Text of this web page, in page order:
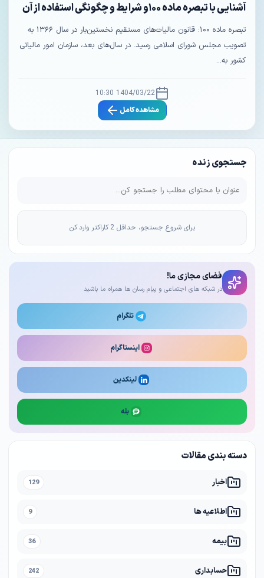
جستجوی زنده
برای شروع جستجو، حداقل 2 کاراکتر وارد کن
فضای مجازی ما!
در شبکه های اجتماعی و پیام رسان ها همراه ما باشید
تلگرام
اینستاگرام
لینکدین
بله
دسته بندی مقالات
اخبار 129
اطلاعیه ها 9
بیمه 36
حسابداری 242
آشنایی با تبصره ماده ۱۰۰و شرایط و چگونگی استفاده از آن
تبصره ماده ۱۰۰: قانون مالیات‌های مستقیم نخستین‌بار در سال ۱۳۶۶ به
تصویب مجلس شورای اسلامی رسید. در سال‌های بعد، سازمان امور مالیاتی
کشور به...
1404/03/22 10:30
مشاهده کامل